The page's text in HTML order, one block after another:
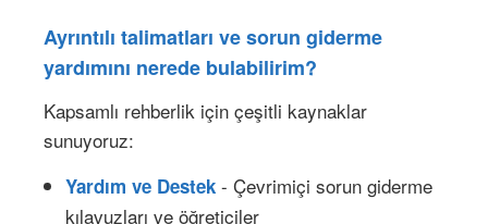
Ayrıntılı talimatları ve sorun giderme
yardımını nerede bulabilirim?
Kapsamlı rehberlik için çeşitli kaynaklar
sunuyoruz:
Yardım ve Destek - Çevrimiçi sorun giderme
kılavuzları ve öğreticiler